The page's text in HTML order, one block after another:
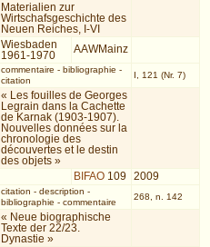
Materialien zur
Wirtschafsgeschichte des
Neuen Reiches, I-VI
Wiesbaden
1961-1970
AAWMainz
commentaire - bibliographie -
citation
I, 121 (Nr. 7)
« Les fouilles de Georges
Legrain dans la Cachette
de Karnak (1903-1907).
Nouvelles données sur la
chronologie des
découvertes et le destin
des objets »
BIFAO 109 2009
citation - description -
bibliographie - commentaire
268, n. 142
« Neue biographische
Texte der 22/23.
Dynastie »